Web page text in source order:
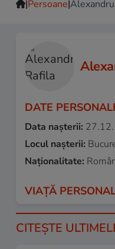
|Persoane|
DATE
Data nașterii:
Locul nașterii:
Naționalitate:
VIAȚĂ
CITEŞTE